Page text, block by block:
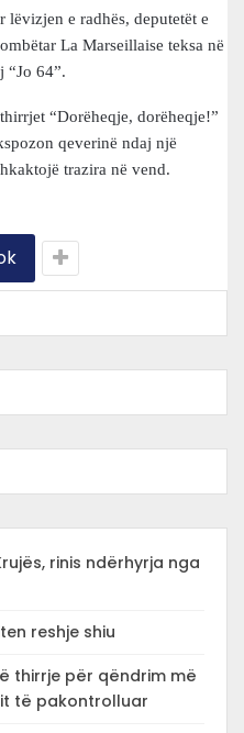
e radhës, deputetët e
La Marseillaise teksa në
“Jo 64”.
“Dorëheqje, dorëheqje!”
qeverinë ndaj një
trazira në vend.
rinis ndërhyrja nga
reshje shiu
thirrje për qëndrim më
të pakontrolluar